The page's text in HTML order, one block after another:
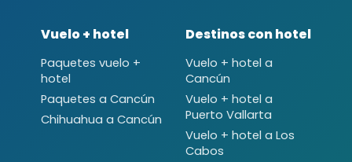
Vuelo + hotel
Paquetes vuelo +
hotel
Paquetes a Cancún
Chihuahua a Cancún
Destinos con hotel
Vuelo + hotel a
Cancún
Vuelo + hotel a
Puerto Vallarta
Vuelo + hotel a Los
Cabos